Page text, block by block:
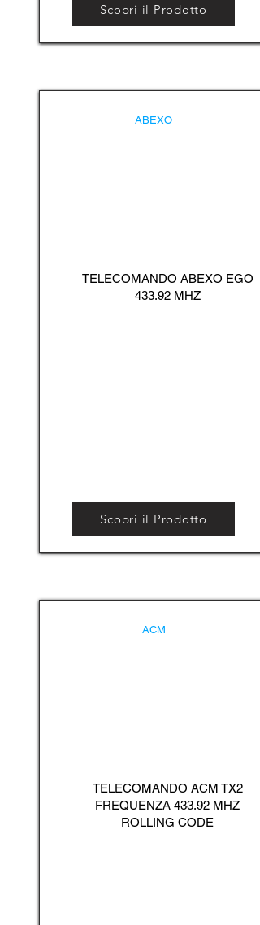
Scopri il Prodotto
ABEXO
TELECOMANDO ABEXO EGO
433.92 MHZ
Scopri il Prodotto
ACM
TELECOMANDO ACM TX2
FREQUENZA 433.92 MHZ
ROLLING CODE